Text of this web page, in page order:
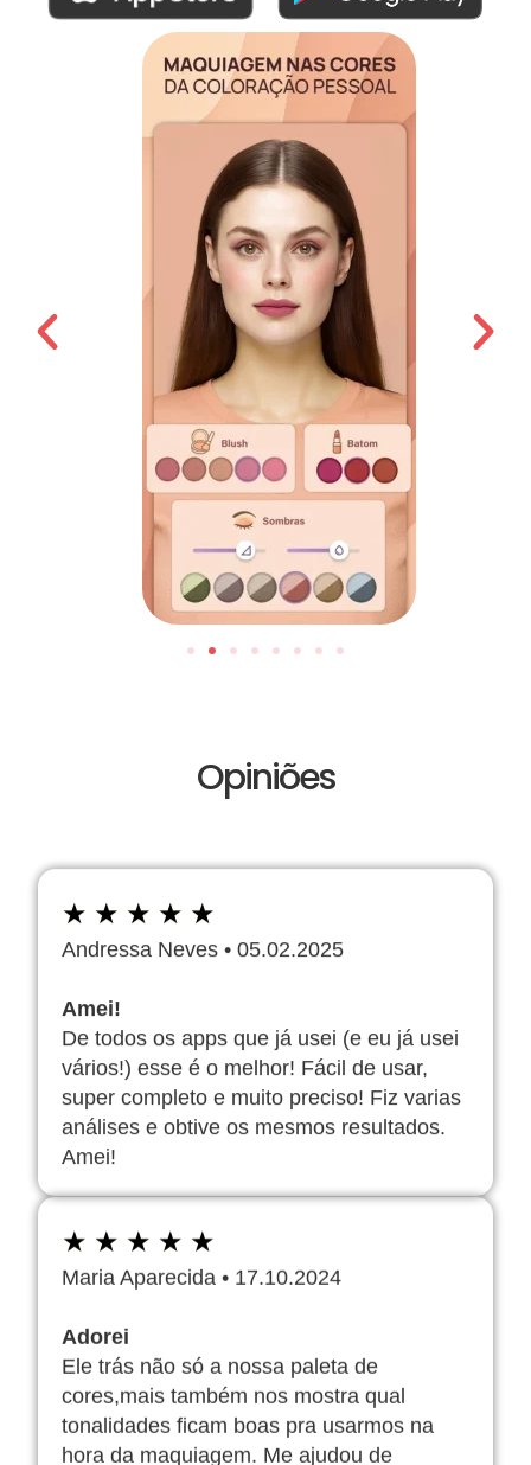
Opiniões
★ ★ ★ ★ ★
Andressa Neves•05.02.2025
Amei!
De todos os apps que já usei (e eu já usei
vários!) esse é o melhor! Fácil de usar,
super completo e muito preciso! Fiz varias
análises e obtive os mesmos resultados.
Amei!
★ ★ ★ ★ ★
Maria Aparecida• 17.10.2024
Adorei
Ele trás não só a nossa paleta de
cores,mais também nos mostra qual
tonalidades ficam boas pra usarmos na
hora da maquiagem. Me ajudou de